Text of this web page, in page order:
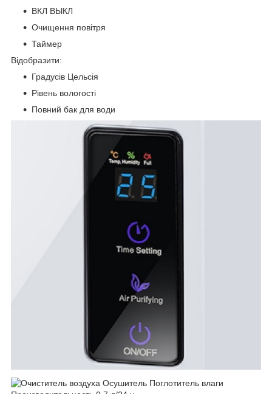
ВКЛ ВЫКЛ
Очищення повітря
Таймер
Відобразити:
Градусів Цельсія
Рівень вологості
Повний бак для води